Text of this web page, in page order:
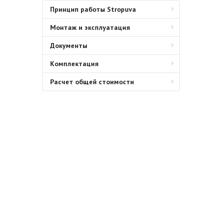
Принцип работы Stropuva
Монтаж и эксплуатация
Документы
Комплектация
Расчет общей стоимости